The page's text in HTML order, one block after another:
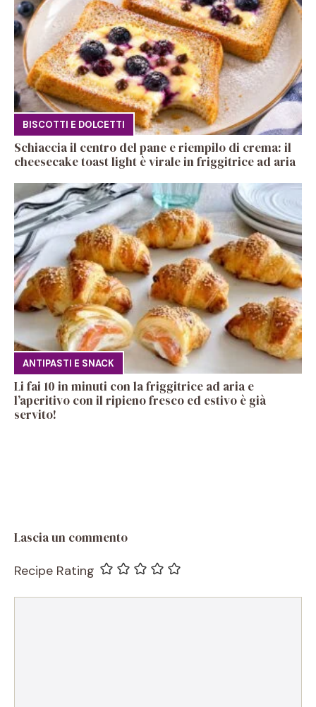
BISCOTTI E DOLCETTI
Schiaccia il centro del pane e riempilo di crema: il
cheesecake toast light è virale in friggitrice ad aria
ANTIPASTI E SNACK
Li fai 10 in minuti con la friggitrice ad aria e
l’aperitivo con il ripieno fresco ed estivo è già
servito!
Lascia un commento
Recipe Rating